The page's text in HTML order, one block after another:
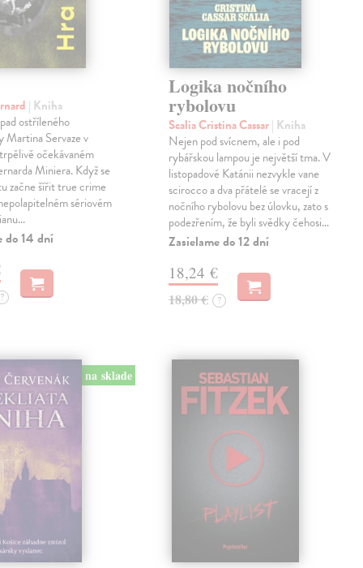
| Kniha
ostříleného
Martina Servaze v
očekávaném
Miniera. Když se
začne šířit true crime
sériovém
do 14 dní
?
Logika nočního
rybolovu
Scalia Cristina Cassar| Kniha
Nejen pod svícnem, ale i pod
rybářskou lampou je největší tma. V
listopadové Katánii nezvykle vane
scirocco a dva přátelé se vracejí z
nočního rybolovu bez úlovku, zato s
podezřením, že byli svědky čehosi…
Zasielame do 12 dní
18,24 €
18,80 € ?
na sklade